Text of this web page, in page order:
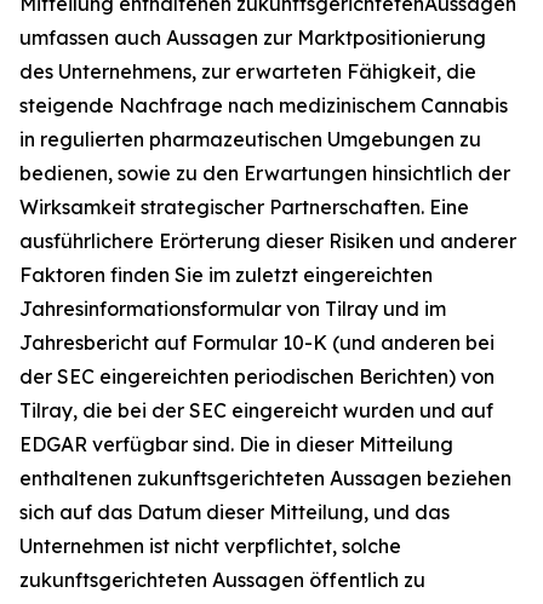
umfassen auch Aussagen zur Marktpositionierung
des Unternehmens, zur erwarteten Fähigkeit, die
steigende Nachfrage nach medizinischem Cannabis
in regulierten pharmazeutischen Umgebungen zu
bedienen, sowie zu den Erwartungen hinsichtlich der
Wirksamkeit strategischer Partnerschaften. Eine
ausführlichere Erörterung dieser Risiken und anderer
Faktoren finden Sie im zuletzt eingereichten
Jahresinformationsformular von Tilray und im
Jahresbericht auf Formular 10-K (und anderen bei
der SEC eingereichten periodischen Berichten) von
Tilray, die bei der SEC eingereicht wurden und auf
EDGAR verfügbar sind. Die in dieser Mitteilung
enthaltenen zukunftsgerichteten Aussagen beziehen
sich auf das Datum dieser Mitteilung, und das
Unternehmen ist nicht verpflichtet, solche
zukunftsgerichteten Aussagen öffentlich zu